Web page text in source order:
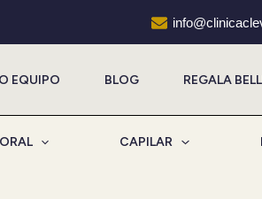
EQUIPO BLOG REGALA
CAPILAR